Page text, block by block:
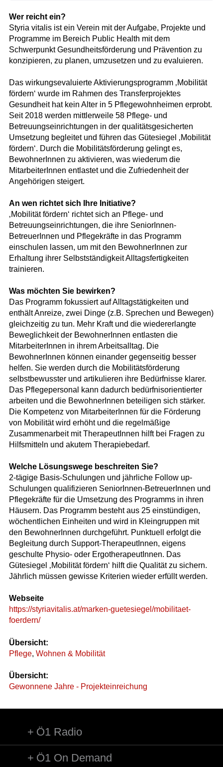
Wer reicht ein?
Styria vitalis ist ein Verein mit der Aufgabe, Projekte und
Programme im Bereich Public Health mit dem
Schwerpunkt Gesundheitsförderung und Prävention zu
konzipieren, zu planen, umzusetzen und zu evaluieren.
Das wirkungsevaluierte Aktivierungsprogramm ‚Mobilität
fördern‘ wurde im Rahmen des Transferprojektes
Gesundheit hat kein Alter in 5 Pflegewohnheimen erprobt.
Seit 2018 werden mittlerweile 58 Pflege- und
Betreuungseinrichtungen in der qualitätsgesicherten
Umsetzung begleitet und führen das Gütesiegel ‚Mobilität
fördern‘. Durch die Mobilitätsförderung gelingt es,
BewohnerInnen zu aktivieren, was wiederum die
MitarbeiterInnen entlastet und die Zufriedenheit der
Angehörigen steigert.
An wen richtet sich Ihre Initiative?
‚Mobilität fördern‘ richtet sich an Pflege- und
Betreuungseinrichtungen, die ihre SeniorInnen-
BetreuerInnen und Pflegekräfte in das Programm
einschulen lassen, um mit den BewohnerInnen zur
Erhaltung ihrer Selbstständigkeit Alltagsfertigkeiten
trainieren.
Was möchten Sie bewirken?
Das Programm fokussiert auf Alltagstätigkeiten und
enthält Anreize, zwei Dinge (z.B. Sprechen und Bewegen)
gleichzeitig zu tun. Mehr Kraft und die wiedererlangte
Beweglichkeit der BewohnerInnen entlasten die
MitarbeiterInnen in ihrem Arbeitsalltag. Die
BewohnerInnen können einander gegenseitig besser
helfen. Sie werden durch die Mobilitätsförderung
selbstbewusster und artikulieren ihre Bedürfnisse klarer.
Das Pflegepersonal kann dadurch bedürfnisorientierter
arbeiten und die BewohnerInnen beteiligen sich stärker.
Die Kompetenz von MitarbeiterInnen für die Förderung
von Mobilität wird erhöht und die regelmäßige
Zusammenarbeit mit TherapeutInnen hilft bei Fragen zu
Hilfsmitteln und akutem Therapiebedarf.
Welche Lösungswege beschreiten Sie?
2-tägige Basis-Schulungen und jährliche Follow up-
Schulungen qualifizieren SeniorInnen-BetreuerInnen und
Pflegekräfte für die Umsetzung des Programms in ihren
Häusern. Das Programm besteht aus 25 einstündigen,
wöchentlichen Einheiten und wird in Kleingruppen mit
den BewohnerInnen durchgeführt. Punktuell erfolgt die
Begleitung durch Support-TherapeutInnen, eigens
geschulte Physio- oder ErgotherapeutInnen. Das
Gütesiegel ‚Mobilität fördern‘ hilft die Qualität zu sichern.
Jährlich müssen gewisse Kriterien wieder erfüllt werden.
Webseite
https://styriavitalis.at/marken-guetesiegel/mobilitaet-
foerdern/
Übersicht:
Pflege, Wohnen & Mobilität
Übersicht:
Gewonnene Jahre - Projekteinreichung
Ö1 Radio
Ö1 On Demand